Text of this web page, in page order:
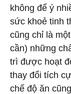
không để ý
sức khoẻ tinh
cũng chỉ là
cần) những
trì được hoạt
thay đổi tích
chế độ ăn